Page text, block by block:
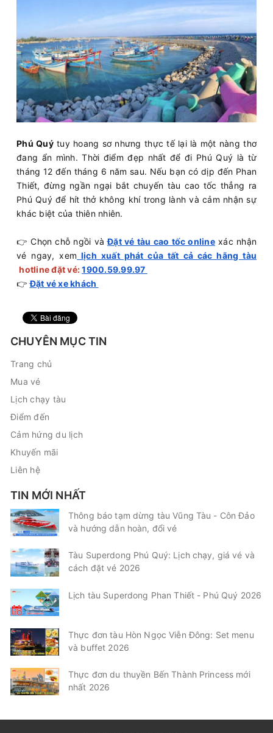
Phú Quýtuy hoang sơ nhưng thực tế lại là một nàng thơ
đang ẩn mình. Thời điểm đẹp nhất để đi Phú Quý là từ
tháng 12 đến tháng 6 năm sau. Nếu bạn có dịp đến Phan
Thiết, đừng ngần ngại bắt chuyến tàu cao tốc thẳng ra
Phú Quý để hít thở không khí trong lành và cảm nhận sự
khác biệt của thiên nhiên.
👉 Chọn chỗ ngồi vàĐặt vé tàu cao tốc onlinexác nhận
vé ngay, xem lịch xuất phát của tất cả các hãng tàu
hotline đặt vé:1900.59.99.97
👉Đặt vé xe khách
CHUYÊN MỤC TIN
Trang chủ
Mua vé
Lịch chạy tàu
Điểm đến
Cảm hứng du lịch
Khuyến mãi
Liên hệ
TIN MỚI NHẤT
Thông báo tạm dừng tàu Vũng Tàu - Côn Đảo
và hướng dẫn hoàn, đổi vé
Tàu Superdong Phú Quý: Lịch chạy, giá vé và
cách đặt vé 2026
Lịch tàu Superdong Phan Thiết - Phú Quý 2026
Thực đơn tàu Hòn Ngọc Viễn Đông: Set menu
và buffet 2026
Thực đơn du thuyền Bến Thành Princess mới
nhất 2026